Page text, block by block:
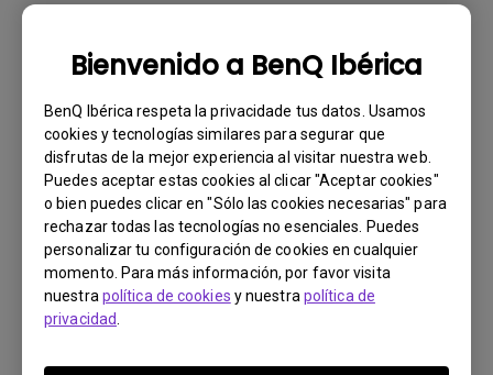
Bienvenido a BenQ Ibérica
BenQ Ibérica respeta la privacidade tus datos. Usamos
cookies y tecnologías similares para segurar que
disfrutas de la mejor experiencia al visitar nuestra web.
Puedes aceptar estas cookies al clicar "Aceptar cookies"
o bien puedes clicar en "Sólo las cookies necesarias" para
rechazar todas las tecnologías no esenciales. Puedes
personalizar tu configuración de cookies en cualquier
momento. Para más información, por favor visita
nuestra política de cookies y nuestra política de
privacidad
20/5/2024
How can I troubleshoot a failed firmware
upgrade via Display Quickit?